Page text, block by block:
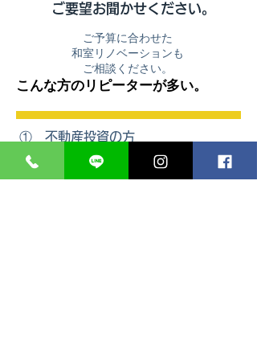
​ご要望お聞かせください。
ご予算に合わせた
和室リノベーションも
​ご相談ください。
こんな方のリピーターが多い。
① 不動産投資の方
② 民泊運営の方